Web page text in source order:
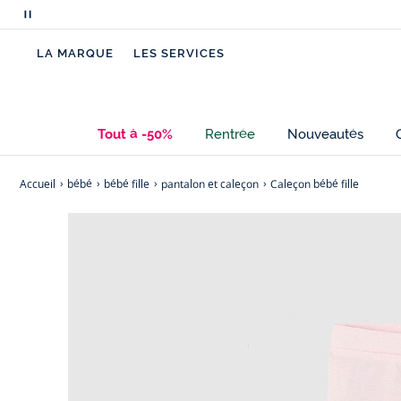
Mettre
pause
LA MARQUE LES SERVICES
Tout à -50% Rentrée Nouveautés
Accueil bébé bébé fille pantalon et caleçon Caleçon bébé fille